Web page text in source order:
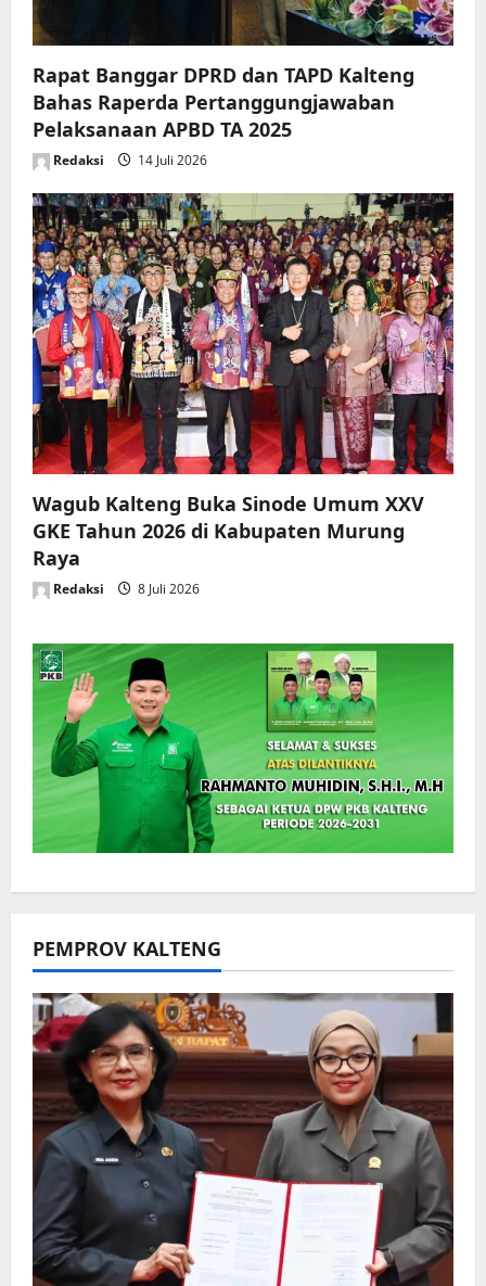
Rapat Banggar DPRD dan TAPD Kalteng
Bahas Raperda Pertanggungjawaban
Pelaksanaan APBD TA 2025
Redaksi 14 Juli 2026
Wagub Kalteng Buka Sinode Umum XXV
GKE Tahun 2026 di Kabupaten Murung
Raya
Redaksi 8 Juli 2026
PEMPROV KALTENG